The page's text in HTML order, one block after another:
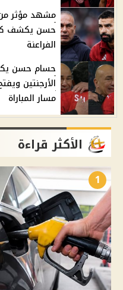
مشهد مؤثر من
حسن يكشف
الفراعنة
حسام حسن
الأرجنتين
مسار المباراة
الأكثر قراءة
1